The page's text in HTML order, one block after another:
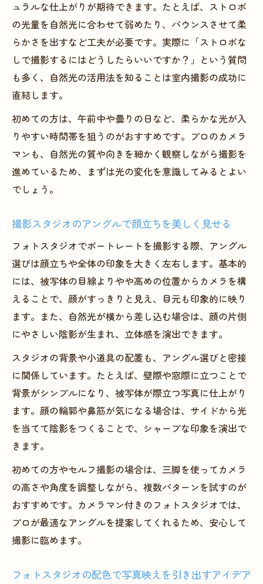
ュラルな仕上がりが期待できます。たとえば、ストロボ
の光量を自然光に合わせて弱めたり、バウンスさせて柔
らかさを出すなど工夫が必要です。実際に「ストロボな
しで撮影するにはどうしたらいいですか？」という質問
も多く、自然光の活用法を知ることは室内撮影の成功に
直結します。
初めての方は、午前中や曇りの日など、柔らかな光が入
りやすい時間帯を狙うのがおすすめです。プロのカメラ
マンも、自然光の質や向きを細かく観察しながら撮影を
進めているため、まずは光の変化を意識してみるとよい
でしょう。
撮影スタジオのアングルで顔立ちを美しく見せる
フォトスタジオでポートレートを撮影する際、アングル
選びは顔立ちや全体の印象を大きく左右します。基本的
には、被写体の目線よりやや高めの位置からカメラを構
えることで、顔がすっきりと見え、目元も印象的に映り
ます。また、自然光が横から差し込む場合は、顔の片側
にやさしい陰影が生まれ、立体感を演出できます。
スタジオの背景や小道具の配置も、アングル選びと密接
に関係しています。たとえば、壁際や窓際に立つことで
背景がシンプルになり、被写体が際立つ写真に仕上がり
ます。顔の輪郭や鼻筋が気になる場合は、サイドから光
を当てて陰影をつくることで、シャープな印象を演出で
きます。
初めての方やセルフ撮影の場合は、三脚を使ってカメラ
の高さや角度を調整しながら、複数パターンを試すのが
おすすめです。カメラマン付きのフォトスタジオでは、
プロが最適なアングルを提案してくれるため、安心して
撮影に臨めます。
フォトスタジオの配色で写真映えを引き出すアイデア